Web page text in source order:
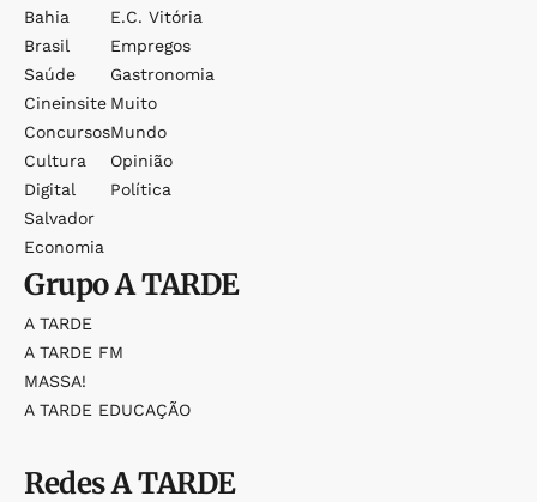
Bahia
Brasil
Saúde
Cineinsite
Concursos
Cultura
Digital
Salvador
Economia
E.c. Vitória
Empregos
Gastronomia
Muito
Mundo
Opinião
Política
GrupoA TARDE
A TARDE
A TARDE FM
MASSA!
A TARDE EDUCAÇÃO
RedesA TARDE